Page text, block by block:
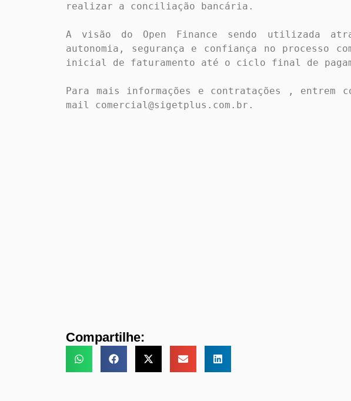
realizar a conciliação bancária.
A visão do Open Finance sendo utilizada
autonomia, segurança e confiança no processo
inicial de faturamento até o ciclo final de
Para mais informações e contratações , entrem
mail comercial@sigetplus.com.br.
Compartilhe: